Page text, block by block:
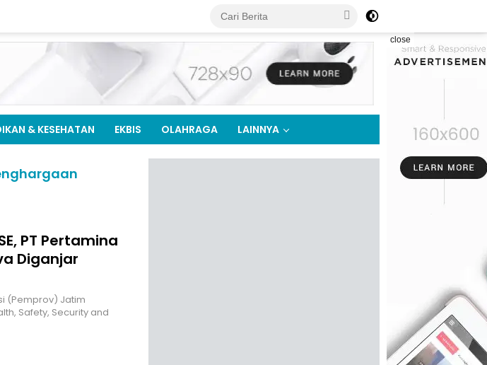
close
& KESEHATAN EKBIS OLAHRAGA LAINNYA
PT Pertamina
Diganjar
(Pemprov) Jatim
Safety, Security and